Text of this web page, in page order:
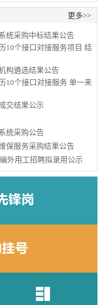
更多>>
统采购中标结果公告
10个接口对接服务项目 结
构遴选结果公告
10个接口对接服务 单一来
交结果公示
统采购公告
保服务采购结果公告
外用工招聘拟录用公示